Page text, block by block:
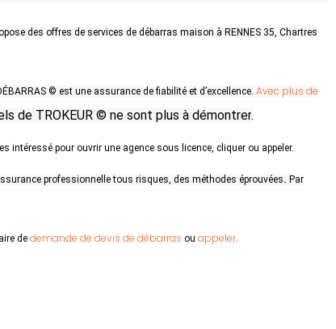
des offres de services de débarras maison à RENNES 35, Chartres
© est une assurance de fiabilité et d’excellence. Avec plus de
de TROKEUR © ne sont plus à démontrer.
intéressé pour ouvrir une agence sous licence, cliquer ou appeler.
professionnelle tous risques, des méthodes éprouvées. Par
de demande de devis de débarras ou appeler.